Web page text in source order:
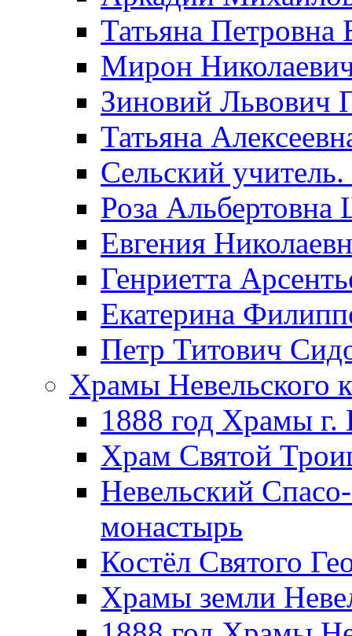
Татьяна Петровна
Мирон
Зиновий Львович
Татьяна
Сельский
Роза
Евгения
Генриетта
Екатерина
Петр Титович
Храмы Невельского
1888 год Храмы г.
Храм Святой
Невельский
монастырь
Костёл Святого
Храмы земли